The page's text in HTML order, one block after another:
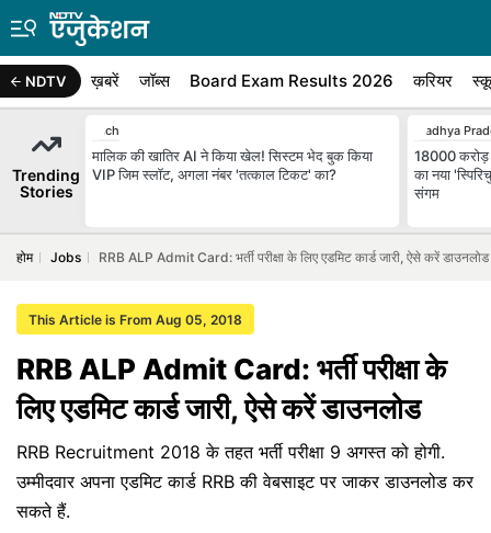
NDTV ख़बरें जॉब्स Board Exam Results 2026 करियर
Trending
Stories
Tech
मालिक की खातिर AI ने किया खेल! सिस्टम भेद बुक किया
VIP जिम स्लॉट, अगला नंबर 'तत्काल टिकट' का?
Madhya
18000 करोड़
का नया
संगम
होम Jobs RRB ALP Admit Card: भर्ती परीक्षा के लिए एडमिट कार्ड जारी, ऐसे करें डाउनलोड
This Article is From Aug 05, 2018
RRB ALP Admit Card: भर्ती परीक्षा के
लिए एडमिट कार्ड जारी, ऐसे करें डाउनलोड
RRB Recruitment 2018 के तहत भर्ती परीक्षा 9 अगस्त को होगी.
उम्मीदवार अपना एडमिट कार्ड RRB की वेबसाइट पर जाकर डाउनलोड कर
सकते हैं.